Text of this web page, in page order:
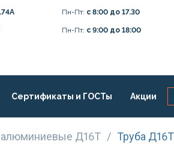
Пн-Пт: с 8:00 до 17.30
Пн-Пт: с 9:00 до 18:00
Сертификаты и ГОСТы Акции
Д16Т / Труба